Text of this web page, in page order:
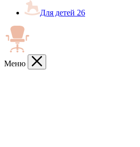
Для детей 26
Меню